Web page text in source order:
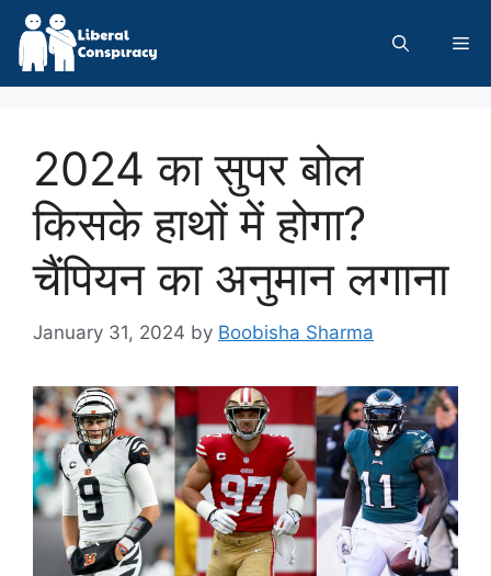
Skip
content
2024 का सुपर बोल
किसके हाथों में होगा?
चैंपियन का अनुमान लगाना
January 31, 2024 by Boobisha Sharma